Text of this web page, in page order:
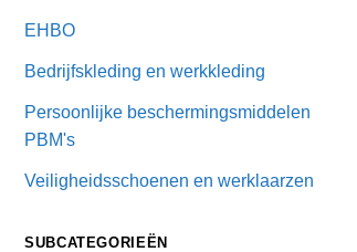
EHBO
Bedrijfskleding en werkkleding
Persoonlijke beschermingsmiddelen
PBM's
Veiligheidsschoenen en werklaarzen
SUBCATEGORIEËN